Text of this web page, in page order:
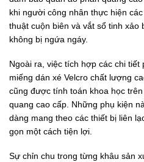
khi người công nhân thực hiện
thuật cuộn biên và vắt sổ tinh xảo
không bị ngứa ngáy.
Ngoài ra, việc tích hợp các chi
miếng dán xé Velcro chất lượng
cũng được tính toán khoa học
quang cao cấp. Những phụ kiện
dàng mang theo các thiết bị liên
gọn một cách tiện lợi.
Sự chỉn chu trong từng khâu sản